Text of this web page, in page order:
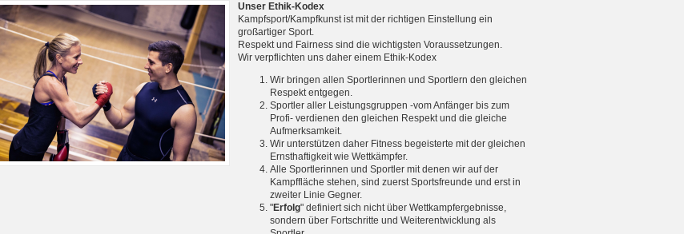
Unser Ethik-Kodex
Kampfsport/Kampfkunst ist mit der richtigen Einstellung ein
großartiger Sport.
Respekt und Fairness sind die wichtigsten Voraussetzungen.
Wir verpflichten uns daher einem Ethik-Kodex
Wir bringen allen Sportlerinnen und Sportlern den gleichen
Respekt entgegen.
Sportler aller Leistungsgruppen -vom Anfänger bis zum
Profi- verdienen den gleichen Respekt und die gleiche
Aufmerksamkeit.
Wir unterstützen daher Fitness begeisterte mit der gleichen
Ernsthaftigkeit wie Wettkämpfer.
Alle Sportlerinnen und Sportler mit denen wir auf der
Kampffläche stehen, sind zuerst Sportsfreunde und erst in
zweiter Linie Gegner.
"Erfolg" definiert sich nicht über Wettkampfergebnisse,
sondern über Fortschritte und Weiterentwicklung als